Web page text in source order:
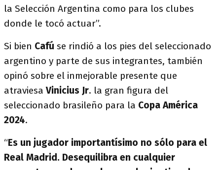
la Selección Argentina como para los clubes
donde le tocó actuar”.
Si bien Cafú se rindió a los pies del seleccionado
argentino y parte de sus integrantes, también
opinó sobre el inmejorable presente que
atraviesaVinicius Jr. la gran figura del
seleccionado brasileño para la Copa América
2024.
“Es un jugador importantísimo no sólo para el
Real Madrid. Desequilibra en cualquier